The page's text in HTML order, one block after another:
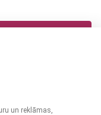
un reklāmas,